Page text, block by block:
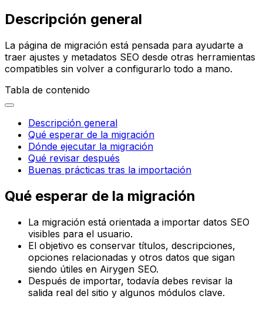
Descripción general
La página de migración está pensada para ayudarte a
traer ajustes y metadatos SEO desde otras herramientas
compatibles sin volver a configurarlo todo a mano.
Tabla de contenido
Descripción general
Qué esperar de la migración
Dónde ejecutar la migración
Qué revisar después
Buenas prácticas tras la importación
Qué esperar de la migración
La migración está orientada a importar datos SEO
visibles para el usuario.
El objetivo es conservar títulos, descripciones,
opciones relacionadas y otros datos que sigan
siendo útiles en Airygen SEO.
Después de importar, todavía debes revisar la
salida real del sitio y algunos módulos clave.